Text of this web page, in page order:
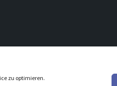
zu optimieren.